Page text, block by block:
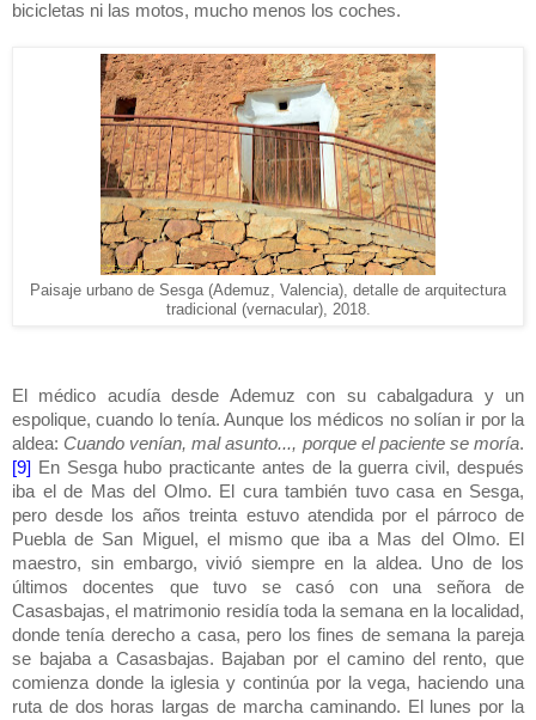
bicicletas ni las motos, mucho menos los coches.
Paisaje urbano de Sesga (Ademuz, Valencia), detalle de arquitectura
tradicional (vernacular), 2018.
El médico acudía desde Ademuz con su cabalgadura y un
espolique, cuando lo tenía. Aunque los médicos no solían ir por la
aldea: Cuando venían, mal asunto..., porque el paciente se moría.
[9]
En Sesga hubo practicante antes de la guerra civil, después
iba el de Mas del Olmo. El cura también tuvo casa en Sesga,
pero desde los años treinta estuvo atendida por el párroco de
Puebla de San Miguel, el mismo que iba a Mas del Olmo. El
maestro, sin embargo, vivió siempre en la aldea. Uno de los
últimos docentes que tuvo se casó con una señora de
Casasbajas, el matrimonio residía toda la semana en la localidad,
donde tenía derecho a casa, pero los fines de semana la pareja
se bajaba a Casasbajas. Bajaban por el camino del rento, que
comienza donde la iglesia y continúa por la vega, haciendo una
ruta de dos horas largas de marcha caminando. El lunes por la